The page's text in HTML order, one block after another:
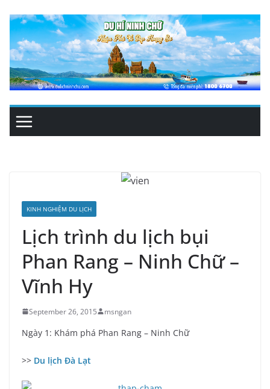
content
KINH NGHIỆM DU LỊCH
Lịch trình du lịch bụi
Phan Rang – Ninh Chữ –
Vĩnh Hy
September 26, 2015 msngan
Ngày 1: Khám phá Phan Rang – Ninh Chữ
>> Du lịch Đà Lạt